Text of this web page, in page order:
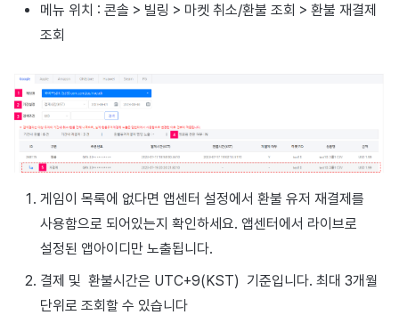
메뉴 위치 : 콘솔 > 빌링 > 마켓 취소/환불 조회 > 환불 재결제
조회
게임이 목록에 없다면 앱센터 설정에서 환불 유저 재결제를
사용함으로 되어있는지 확인하세요. 앱센터에서 라이브로
설정된 앱아이디만 노출됩니다.
결제 및 환불시간은 UTC+9(KST) 기준입니다. 최대 3개월
단위로 조회할 수 있습니다